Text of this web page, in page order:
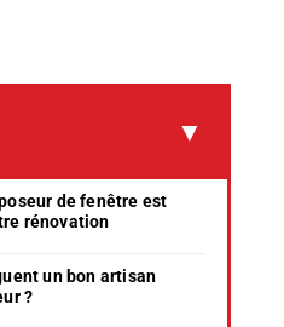
de fenêtre est
rénovation
un bon artisan
?